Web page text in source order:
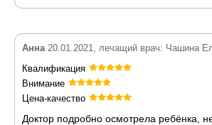
Анна20.01.2021, лечащий врач: Чашина
Квалификация
Внимание
Цена-качество
Доктор подробно осмотрела ребёнка,